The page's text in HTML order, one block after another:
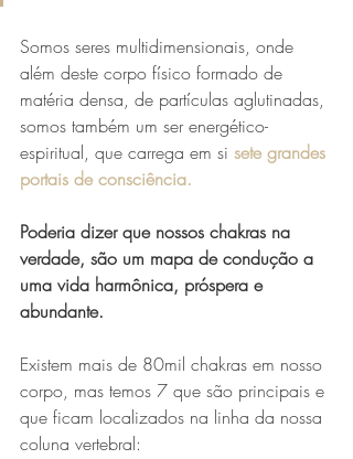
Somos seres multidimensionais, onde
além deste corpo físico formado de
matéria densa, de partículas aglutinadas,
somos também um ser energético-
espiritual, que carrega em si sete grandes
portais de consciência.
Poderia dizer que nossos chakras na
verdade, são um mapa de condução a
uma vida harmônica, próspera e
abundante.
Existem mais de 80mil chakras em nosso
corpo, mas temos 7 que são principais e
que ficam localizados na linha da nossa
coluna vertebral: